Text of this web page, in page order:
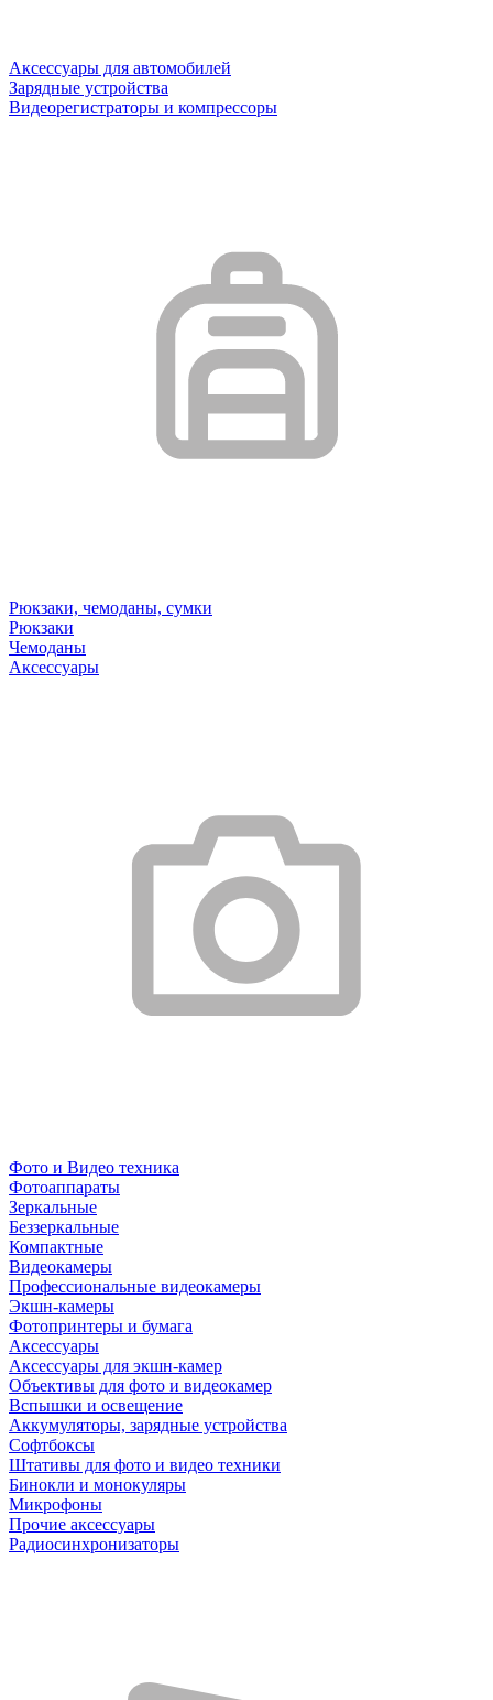
Аксессуары для автомобилей
Зарядные устройства
Видеорегистраторы и компрессоры
Рюкзаки, чемоданы, сумки
Рюкзаки
Чемоданы
Аксессуары
Фото и Видео техника
Фотоаппараты
Зеркальные
Беззеркальные
Компактные
Видеокамеры
Профессиональные видеокамеры
Экшн-камеры
Фотопринтеры и бумага
Аксессуары
Аксессуары для экшн-камер
Объективы для фото и видеокамер
Вспышки и освещение
Аккумуляторы, зарядные устройства
Софтбоксы
Штативы для фото и видео техники
Бинокли и монокуляры
Микрофоны
Прочие аксессуары
Радиосинхронизаторы